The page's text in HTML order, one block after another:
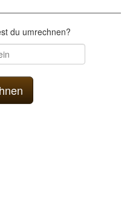
du umrechnen?